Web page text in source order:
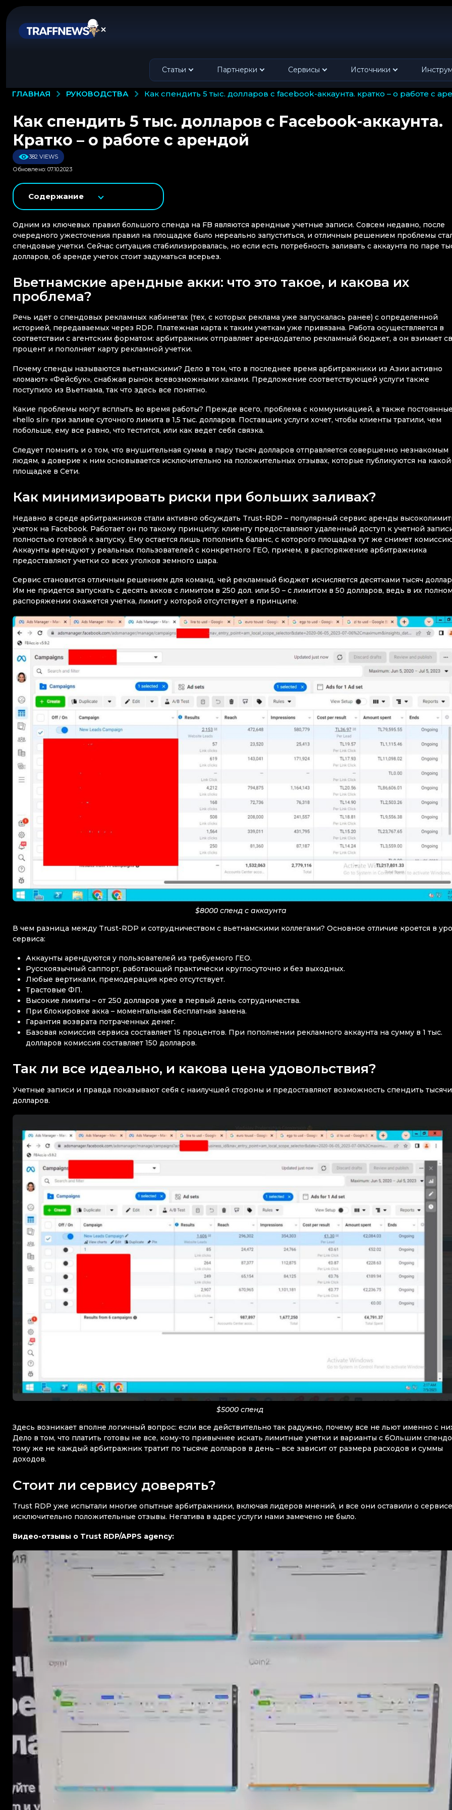
Статьи Партнерки Сервисы Источники
ГЛАВНАЯ РУКОВОДСТВА как спендить 5 тыс. долларов с facebook-аккаунта. кратко – о работе с
Как спендить 5 тыс. долларов с Facebook-аккаунта.
Кратко – о работе с арендой
382 VIEWS
Обновлено: 07.10.2023
Содержание
Одним из ключевых правил большого спенда на FB являются арендные учетные записи. Совсем недавно, после
очередного ужесточения правил на площадке было нереально запуститься, и отличным решением проблемы
спендовые учетки. Сейчас ситуация стабилизировалась, но если есть потребность заливать с аккаунта по паре
долларов, об аренде учеток стоит задуматься всерьез.
Вьетнамские арендные акки: что это такое, и какова их
проблема?
Речь идет о спендовых рекламных кабинетах (тех, с которых реклама уже запускалась ранее) с определенной
историей, передаваемых через RDP. Платежная карта к таким учеткам уже привязана. Работа осуществляется в
соответствии с агентским форматом: арбитражник отправляет арендодателю рекламный бюджет, а он взимает
процент и пополняет карту рекламной учетки.
Почему спенды называются вьетнамскими? Дело в том, что в последнее время арбитражники из Азии активно
«ломают» «Фейсбук», снабжая рынок всевозможными хаками. Предложение соответствующей услуги также
поступило из Вьетнама, так что здесь все понятно.
Какие проблемы могут всплыть во время работы? Прежде всего, проблема с коммуникацией, а также
«hello sir» при заливе суточного лимита в 1,5 тыс. долларов. Поставщик услуги хочет, чтобы клиенты тратили, чем
побольше, ему все равно, что тестится, или как ведет себя связка.
Следует помнить и о том, что внушительная сумма в пару тысяч долларов отправляется совершенно незнакомым
людям, а доверие к ним основывается исключительно на положительных отзывах, которые публикуются на
площадке в Сети.
Как минимизировать риски при больших заливах?
Недавно в среде арбитражников стали активно обсуждать Trust-RDP – популярный сервис аренды
учеток на Facebook. Работает он по такому принципу: клиенту предоставляют удаленный доступ к учетной
полностью готовой к запуску. Ему остается лишь пополнить баланс, с которого площадка тут же снимет
Аккаунты арендуют у реальных пользователей с конкретного ГЕО, причем, в распоряжение арбитражника
предоставляют учетки со всех уголков земного шара.
Сервис становится отличным решением для команд, чей рекламный бюджет исчисляется десятками тысяч
Им не придется запускать с десять акков с лимитом в 250 дол. или 50 – с лимитом в 50 долларов, ведь в их
распоряжении окажется учетка, лимит у которой отсутствует в принципе.
$8000 спенд с аккаунта
В чем разница между Trust-RDP и сотрудничеством с вьетнамскими коллегами? Основное отличие кроется в
сервиса:
Аккаунты арендуются у пользователей из требуемого ГЕО.
Русскоязычный саппорт, работающий практически круглосуточно и без выходных.
Любые вертикали, премодерация крео отсутствует.
Трастовые ФП.
Высокие лимиты – от 250 долларов уже в первый день сотрудничества.
При блокировке акка – моментальная бесплатная замена.
Гарантия возврата потраченных денег.
Базовая комиссия сервиса составляет 15 процентов. При пополнении рекламного аккаунта на сумму в 1 тыс.
долларов комиссия составляет 150 долларов.
Так ли все идеально, и какова цена удовольствия?
Учетные записи и правда показывают себя с наилучшей стороны и предоставляют возможность спендить тысячи
долларов.
$5000 спенд
Здесь возникает вполне логичный вопрос: если все действительно так радужно, почему все не льют именно с
Дело в том, что платить готовы не все, кому-то привычнее искать лимитные учетки и варианты с бОльшим
тому же не каждый арбитражник тратит по тысяче долларов в день – все зависит от размера расходов и суммы
доходов.
Стоит ли сервису доверять?
Trust RDP уже испытали многие опытные арбитражники, включая лидеров мнений, и все они оставили о сервисе
исключительно положительные отзывы. Негатива в адрес услуги нами замечено не было.
Видео-отзывы о Trust RDP/APPS agency: